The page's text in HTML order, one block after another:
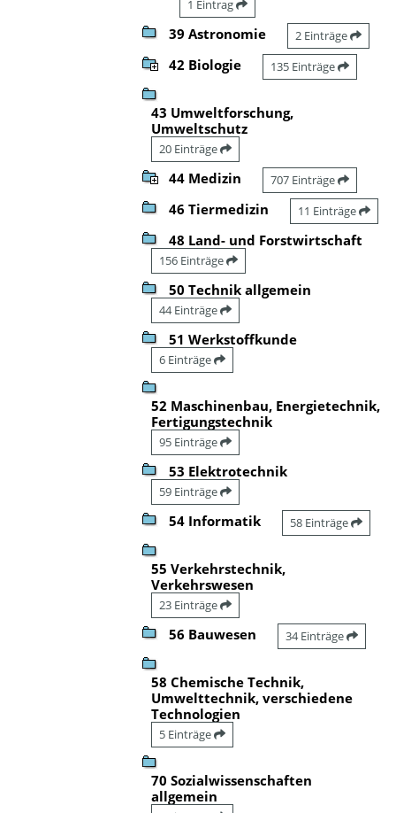
1 Eintrag
39 Astronomie 2 Einträge
42 Biologie 135 Einträge
43 Umweltforschung,
Umweltschutz
20 Einträge
44 Medizin 707 Einträge
46 Tiermedizin 11 Einträge
48 Land- und Forstwirtschaft
156 Einträge
50 Technik allgemein
44 Einträge
51 Werkstoffkunde
6 Einträge
52 Maschinenbau, Energietechnik,
Fertigungstechnik
95 Einträge
53 Elektrotechnik
59 Einträge
54 Informatik 58 Einträge
55 Verkehrstechnik,
Verkehrswesen
23 Einträge
56 Bauwesen 34 Einträge
58 Chemische Technik,
Umwelttechnik, verschiedene
Technologien
5 Einträge
70 Sozialwissenschaften
allgemein